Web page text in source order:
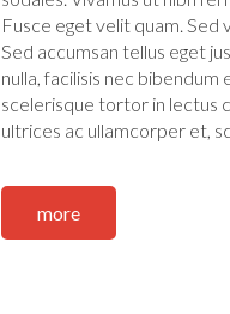
Fusce eget velit quam.
Sed accumsan tellus eget
nulla, facilisis nec bibendum
scelerisque tortor in lectus
ultrices ac ullamcorper et,
more